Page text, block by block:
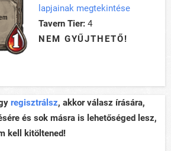
lapjainak megtekintése
Tavern Tier: 4
NEM GYŰJTHETŐ!
regisztrálsz, akkor válasz írására,
és sok másra is lehetőséged lesz,
kell kitöltened!